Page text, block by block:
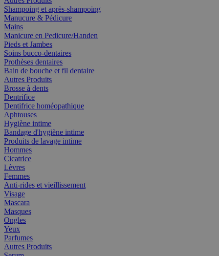
Shampoing et après-shampoing
Manucure & Pédicure
Mains
Manicure en Pedicure/Handen
Pieds et Jambes
Soins bucco-dentaires
Prothèses dentaires
Bain de bouche et fil dentaire
Autres Produits
Brosse à dents
Dentrifice
Dentifrice homéopathique
Aphtouses
Hygiène intime
Bandage d'hygiène intime
Produits de lavage intime
Hommes
Cicatrice
Lèvres
Femmes
Anti-rides et vieillissement
Visage
Mascara
Masques
Ongles
Yeux
Parfumes
Autres Produits